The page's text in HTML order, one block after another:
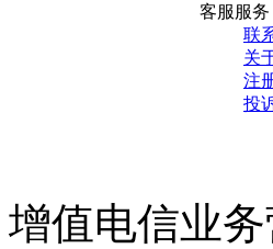
客服服务
联
关
注
投
增值电信业